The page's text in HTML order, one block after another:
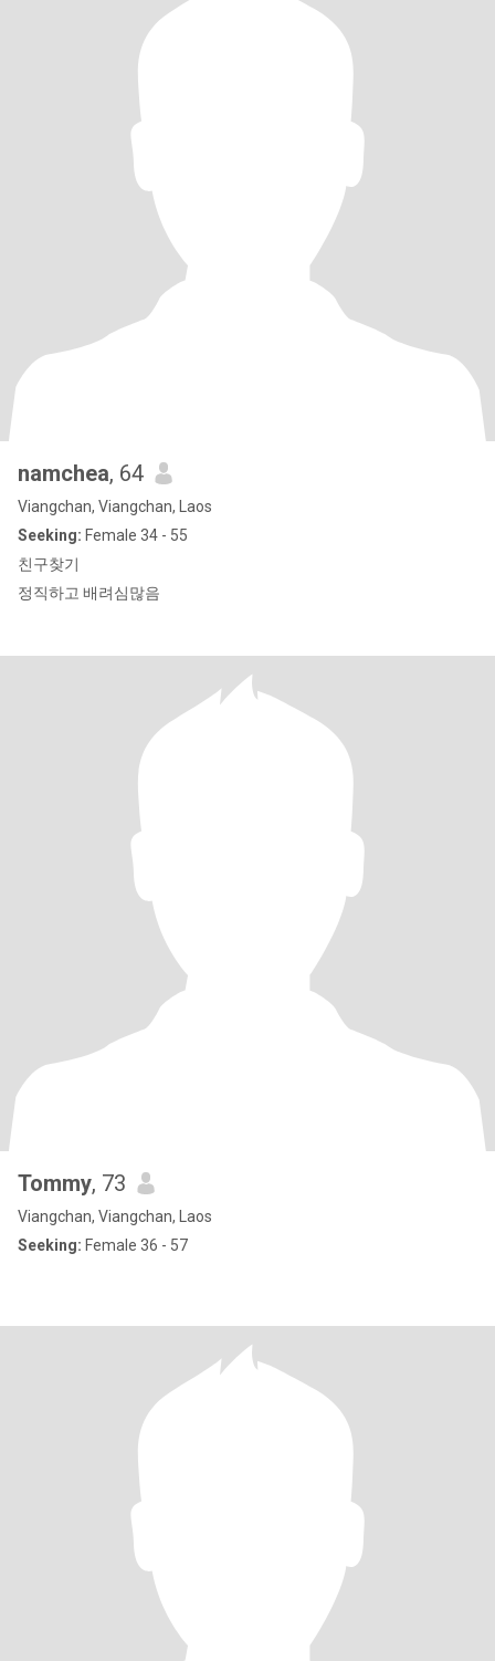
namchea, 64
Viangchan, Viangchan, Laos
Seeking: Female 34 - 55
친구찾기
정직하고 배려심많음
Tommy, 73
Viangchan, Viangchan, Laos
Seeking: Female 36 - 57